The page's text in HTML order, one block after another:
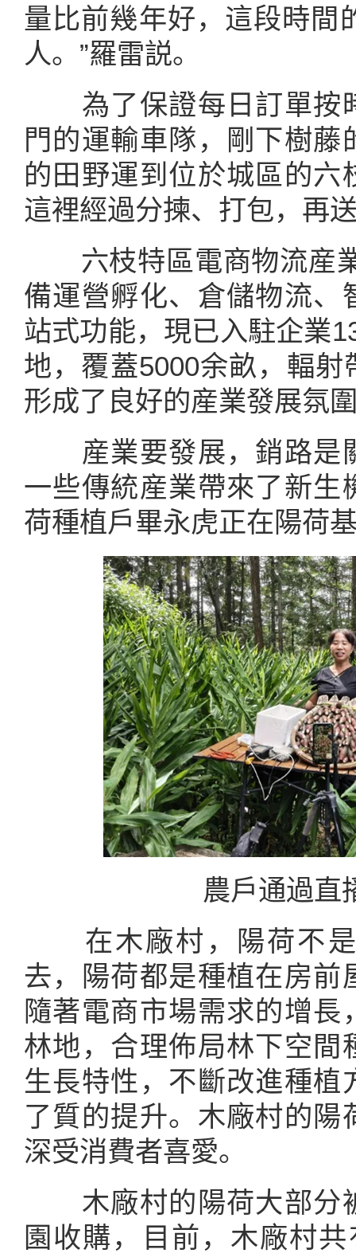
量比前幾年好，這段時間
人。”羅雷説。
為了保證每日訂單按
門的運輸車隊，剛下樹
的田野運到位於城區的
這裡經過分揀、打包，再
六枝特區電商物流産
備運營孵化、倉儲物流、
站式功能，現已入駐企業
地，覆蓋5000余畝，輻
形成了良好的産業發展氛
産業要發展，銷路是
一些傳統産業帶來了新生
荷種植戶畢永虎正在陽荷
農戶通過直
在木廠村，陽荷不是
去，陽荷都是種植在房前
隨著電商市場需求的增
林地，合理佈局林下空間
生長特性，不斷改進種植
了質的提升。木廠村的
深受消費者喜愛。
木廠村的陽荷大部分
園收購，目前，木廠村